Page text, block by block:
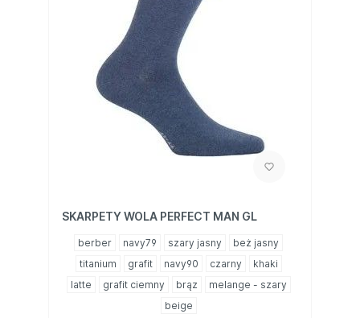
SKARPETY WOLA PERFECT MAN GL
berber navy79 szary jasny
beż jasny
titanium
grafit navy90 czarny
khaki
latte
grafit ciemny brąz
melange - szary
beige